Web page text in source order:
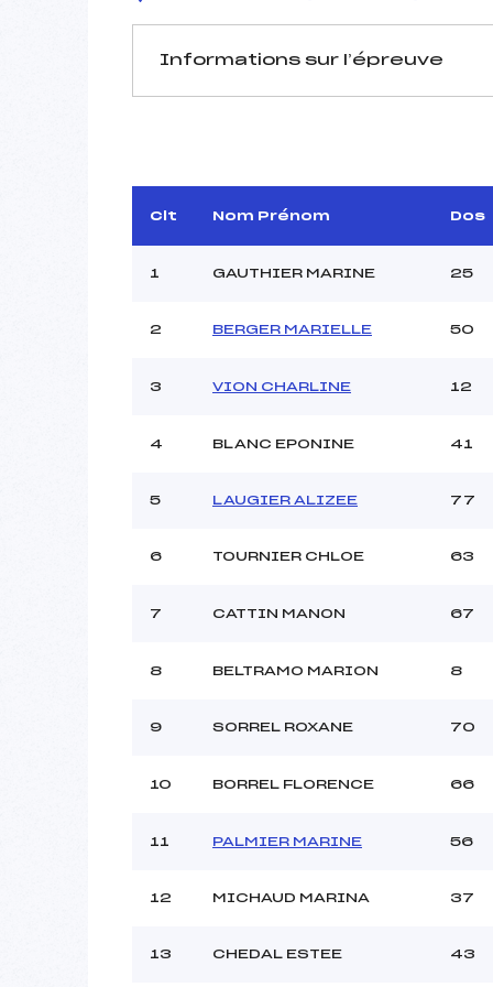
Informations sur l’épreuve
Arbitre :
MANCHE 1
Heure de départ :
Ouvreurs A :
Ouvreurs C :
Pénalité appliquée :
Clt Nom Prénom Dos
1 GAUTHIER MARINE 25
2 BERGER MARIELLE 50
3 VION CHARLINE 12
4 BLANC EPONINE 41
5 LAUGIER ALIZEE 77
6 TOURNIER CHLOE 63
7 CATTIN MANON 67
8 BELTRAMO MARION 8
9 SORREL ROXANE 70
10 BORREL FLORENCE 66
11 PALMIER MARINE 56
12 MICHAUD MARINA 37
13 CHEDAL ESTEE 43